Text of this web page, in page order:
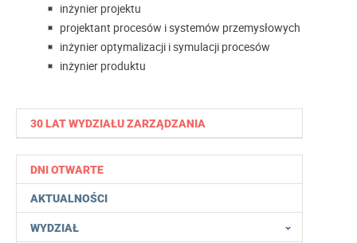
30 LAT WYDZIAŁU ZARZĄDZANIA
DNI OTWARTE
AKTUALNOŚCI
WYDZIAŁ
inżynier projektu
projektant procesów i systemów przemysłowych
inżynier optymalizacji i symulacji procesów
inżynier produktu